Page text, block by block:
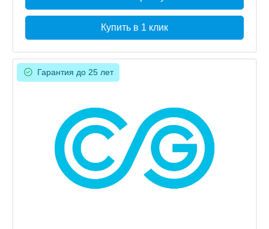
Купить в 1 клик
Гарантия до 25 лет